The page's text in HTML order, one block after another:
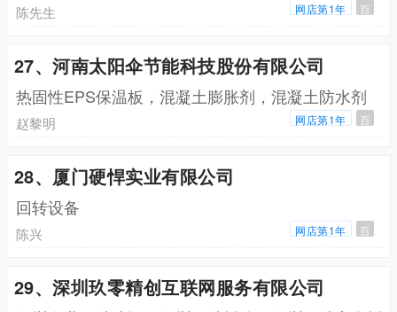
陈先生 网店第1年 百
27、河南太阳伞节能科技股份有限公司
热固性EPS保温板，混凝土膨胀剂，混凝土防水剂
赵黎明 网店第1年 百
28、厦门硬悍实业有限公司
回转设备
陈兴 网店第1年 百
29、深圳玖零精创互联网服务有限公司